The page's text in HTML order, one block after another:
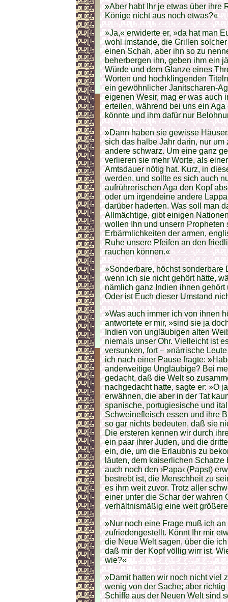
»Aber habt Ihr je etwas über ihre
Könige nicht aus noch etwas?«
»Ja,« erwiderte er, »da hat man
wohl imstande, die Grillen
einen Schah, aber ihn so zu
beherbergen ihn, geben ihm ein
Würde und dem Glanze eines
Worten und hochklingenden
ein gewöhnlicher Janitscharen-
eigenen Wesir, mag er was auch
erteilen, während bei uns ein
könnte und ihm dafür nur
»Dann haben sie gewisse
sich das halbe Jahr darin, nur
andere schwarz. Um eine ganz
verlieren sie mehr Worte, als
Amtsdauer nötig hat. Kurz, in
werden, und sollte es sich auch
aufrührerischen Aga den Kopf
oder um irgendeine andere
darüber haderten. Was soll man
Allmächtige, gibt einigen
wollen Ihn und unsern
Erbärmlichkeiten der armen,
Ruhe unsere Pfeifen an den
rauchen können.«
»Sonderbare, höchst sonderbare
wenn ich sie nicht gehört hätte,
nämlich ganz Indien ihnen
Oder ist Euch dieser Umstand
»Was auch immer ich von ihnen
antwortete er mir, »sind sie ja
Indien von ungläubigen alten
niemals unser Ohr. Vielleicht ist
versunken, fort – »närrische
ich nach einer Pause fragte:
anderweitige Ungläubige? Bei
gedacht, daß die Welt so
nachgedacht hatte, sagte er: »O
erwähnen, die aber in der Tat
spanische, portugiesische und
Schweinefleisch essen und ihre
so gar nichts bedeuten, daß sie
Die ersteren kennen wir durch
ein paar ihrer Juden, und die
ein, die, um die Erlaubnis zu
läuten, dem kaiserlichen
auch noch den ›Papa‹ (Papst)
bestrebt ist, die Menschheit zu
es ihm weit zuvor. Trotz aller
einer unter die Schar der wahren
verhältnismäßig eine weit
»Nur noch eine Frage muß ich
zufriedengestellt. Könnt Ihr mir
die Neue Welt sagen, über die
daß mir der Kopf völlig wirr ist.
wie?«
»Damit hatten wir noch nicht viel
wenig von der Sache; aber
Schiffe aus der Neuen Welt sind